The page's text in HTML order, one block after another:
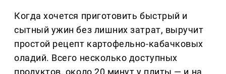
Когда хочется приготовить быстрый и
сытный ужин без лишних затрат, выручит
простой рецепт картофельно-кабачковых
оладий. Всего несколько доступных
продуктов, около 20 минут у плиты — и на